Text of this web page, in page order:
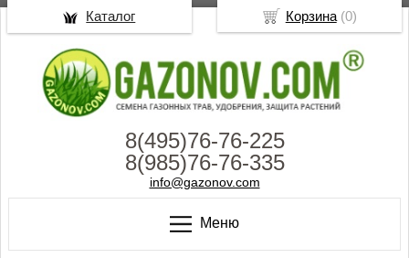
8(495)76-76-225
8(985)76-76-335
info@gazonov.com
Меню
Корзина(0)
Каталог